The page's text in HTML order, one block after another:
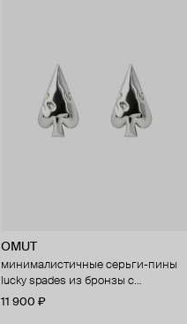
OMUT
минималистичные серьги-пины
lucky spades из бронзы с
покрытием родием
11 900 ₽